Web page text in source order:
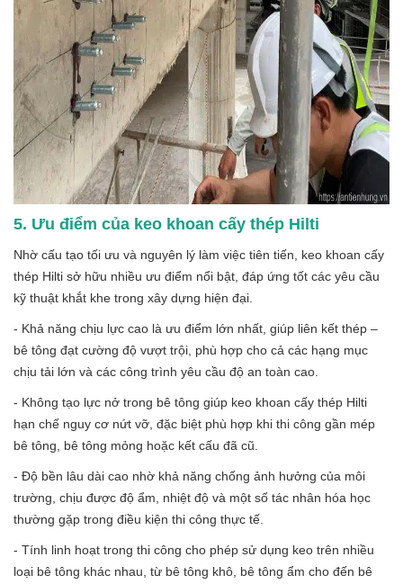
5. Ưu điểm của keo khoan cấy thép Hilti
Nhờ cấu tạo tối ưu và nguyên lý làm việc tiên tiến, keo khoan cấy
thép Hilti sở hữu nhiều ưu điểm nổi bật, đáp ứng tốt các yêu cầu
kỹ thuật khắt khe trong xây dựng hiện đại.
- Khả năng chịu lực cao là ưu điểm lớn nhất, giúp liên kết thép –
bê tông đạt cường độ vượt trội, phù hợp cho cả các hạng mục
chịu tải lớn và các công trình yêu cầu độ an toàn cao.
- Không tạo lực nở trong bê tông giúp keo khoan cấy thép Hilti
hạn chế nguy cơ nứt vỡ, đặc biệt phù hợp khi thi công gần mép
bê tông, bê tông mỏng hoặc kết cấu đã cũ.
- Độ bền lâu dài cao nhờ khả năng chống ảnh hưởng của môi
trường, chịu được độ ẩm, nhiệt độ và một số tác nhân hóa học
thường gặp trong điều kiện thi công thực tế.
- Tính linh hoạt trong thi công cho phép sử dụng keo trên nhiều
loại bê tông khác nhau, từ bê tông khô, bê tông ẩm cho đến bê